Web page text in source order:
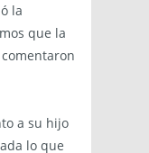
la
que la
a su hijo
lo que